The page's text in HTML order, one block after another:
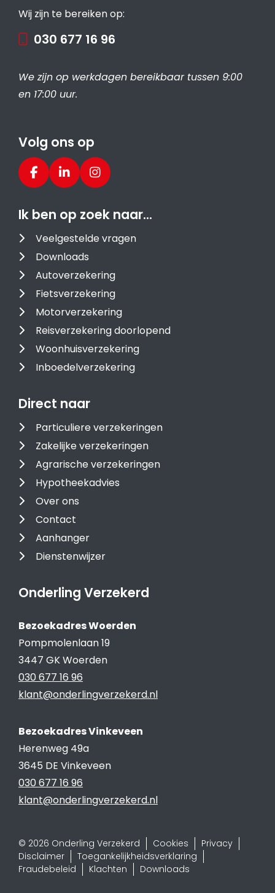
Wij zijn te bereiken op:
030 677 16 96
We zijn op werkdagen bereikbaar tussen 9:00
en 17:00 uur.
Volg ons op
Ik ben op zoek naar…
Veelgestelde vragen
Downloads
Autoverzekering
Fietsverzekering
Motorverzekering
Reisverzekering doorlopend
Woonhuisverzekering
Inboedelverzekering
Direct naar
Particuliere verzekeringen
Zakelijke verzekeringen
Agrarische verzekeringen
Hypotheekadvies
Over ons
Contact
Aanhanger
Dienstenwijzer
Onderling Verzekerd
Bezoekadres Woerden
Pompmolenlaan 19
3447 GK Woerden
030 677 16 96
klant@onderlingverzekerd.nl
Bezoekadres Vinkeveen
Herenweg 49a
3645 DE Vinkeveen
030 677 16 96
klant@onderlingverzekerd.nl
© 2026 Onderling Verzekerd Cookies
Privacy
Disclaimer
Toegankelijkheidsverklaring
Fraudebeleid
Klachten Downloads